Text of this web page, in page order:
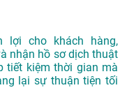
cho khách hàng,
nhận hồ sơ dịch thuật
tiết kiệm thời gian mà
lại sự thuận tiện tối